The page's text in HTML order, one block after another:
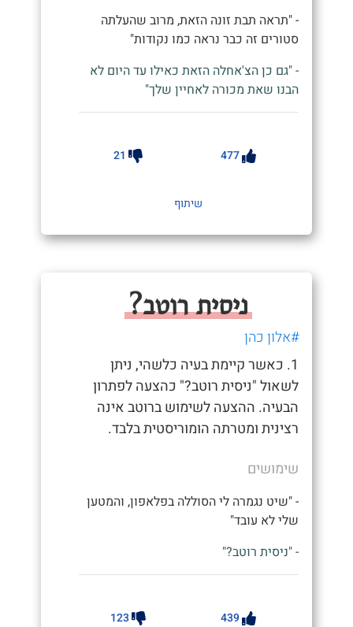
- "תראה תבת זונה הזאת, מרוב שהעלתה
סטורים זה כבר נראה כמו נקודות"
- "גם כן הצ'אחלה הזאת כאילו עד היום לא
הבנו שאת מכורה לאחיין שלך"
477
21
שיתוף
ניסית רוטב?
#אלון כהן
1. כאשר קיימת בעיה כלשהי, ניתן
לשאול "ניסית רוטב?" כהצעה לפתרון
הבעיה. ההצעה לשימוש ברוטב אינה
רצינית ומטרתה הומוריסטית בלבד.
שימושים
- "שיט נגמרה לי הסוללה בפלאפון, והמטען
שלי לא עובד"
- "ניסית רוטב?"
439
123